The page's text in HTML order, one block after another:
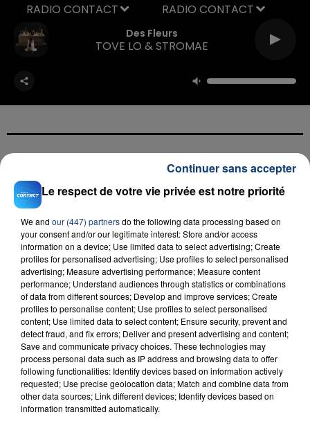
Des Fleurs
TOVE LO & STROMAE
RADIO CONTACT
23 juillet 2026
INCENDIE MORTEL À LENS : UNE FEMME ET
SON BÉBÉ ENTRE LA VIE ET LA...
Un homme s'est immolé par le feu après avoir
aspergé sa compagne et leur bébé de trois mois
d'un liquide inflammable.
Le respect de votre vie privée est notre priorité
We and our (447) partnersdo the following data processing based on
your consent and/or our legitimate interest: Store and/or access
information on a device; Use limited data to select advertising; Create
profiles for personalised advertising; Use profiles to select personalised
advertising; Measure advertising performance; Measure content
performance; Understand audiences through statistics or combinations
of data from different sources; Develop and improve services; Create
profiles to personalise content; Use profiles to select personalised
content; Use limited data to select content; Ensure security, prevent and
detect fraud, and fix errors; Deliver and present advertising and content;
Save and communicate privacy choices. These technologies may
process personal data such as IP address and browsing data to offer
following functionalities: Identify devices based on information actively
requested; Use precise geolocation data; Match and combine data from
other data sources; Link different devices; Identify devices based on
information transmitted automatically.
Continuer sans accepter